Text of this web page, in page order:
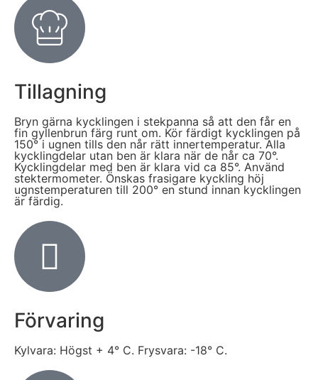
Tillagning
Bryn gärna kycklingen i stekpanna så att den får en
fin gyllenbrun färg runt om. Kör färdigt kycklingen på
150° i ugnen tills den når rätt innertemperatur. Alla
kycklingdelar utan ben är klara när de når ca 70°.
Kycklingdelar med ben är klara vid ca 85°. Använd
stektermometer. Önskas frasigare kyckling höj
ugnstemperaturen till 200° en stund innan kycklingen
är färdig.
Förvaring
Kylvara: Högst + 4° C. Frysvara: -18° C.